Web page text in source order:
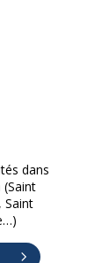
dans
Saint